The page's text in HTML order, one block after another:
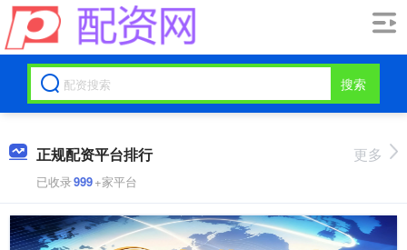
搜索
正规配资平台排行
已收录999+家平台
更多